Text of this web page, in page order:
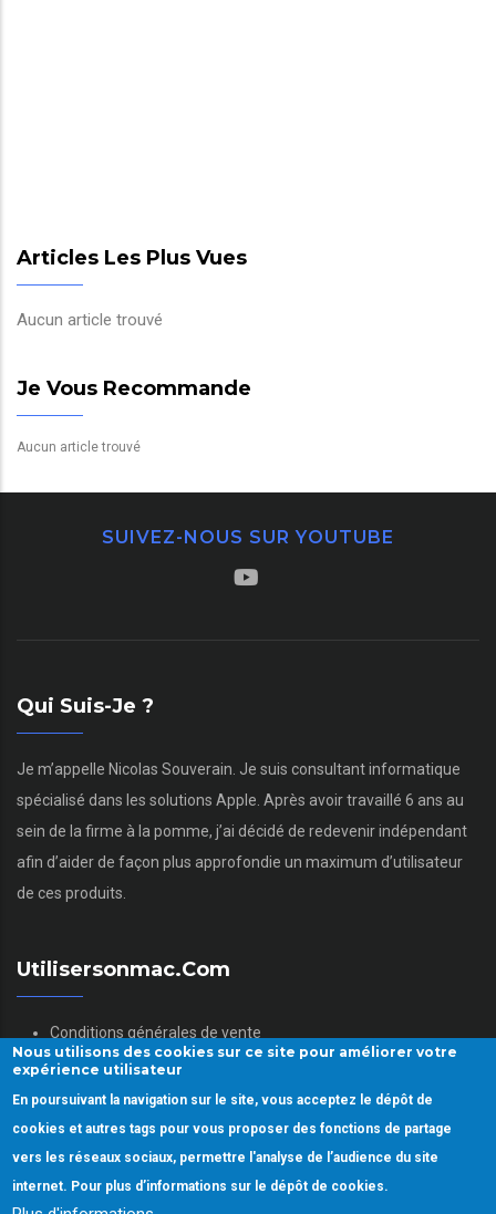
Articles Les Plus Vues
Aucun article trouvé
Je Vous Recommande
Aucun article trouvé
SUIVEZ-NOUS SUR YOUTUBE
Qui Suis-Je ?
Je m’appelle Nicolas Souverain. Je suis consultant informatique
spécialisé dans les solutions Apple. Après avoir travaillé 6 ans au
sein de la firme à la pomme, j’ai décidé de redevenir indépendant
afin d’aider de façon plus approfondie un maximum d’utilisateur
de ces produits.
Utilisersonmac.com
Conditions générales de vente
Mentions légales
Politique des données personnelles
Gestion des Cookies
Nous utilisons des cookies sur ce site pour améliorer votre
expérience utilisateur
En poursuivant la navigation sur le site, vous acceptez le dépôt de
cookies et autres tags pour vous proposer des fonctions de partage
vers les réseaux sociaux, permettre l'analyse de l’audience du site
internet. Pour plus d’informations sur le dépôt de cookies.